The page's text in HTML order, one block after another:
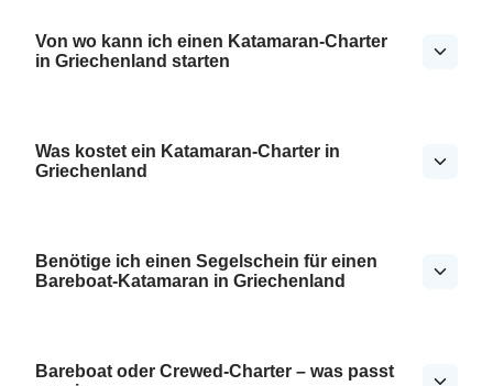
Von wo kann ich einen Katamaran-Charter
in Griechenland starten
Was kostet ein Katamaran-Charter in
Griechenland
Benötige ich einen Segelschein für einen
Bareboat-Katamaran in Griechenland
Bareboat oder Crewed-Charter – was passt